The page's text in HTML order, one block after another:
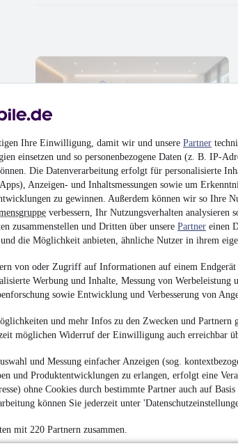
Ihre Einwilligung, damit wir und unsere Partner
einsetzen und so personenbezogene Daten (z. B. IP-
Die Datenverarbeitung erfolgt für personalisierte
Anzeigen- und Inhaltsmessungen sowie um
zu gewinnen. Außerdem können wir so Ihre
verbessern, Ihr Nutzungsverhalten analysieren
zusammenstellen und Dritten über unsere Partner einen
die Möglichkeit anbieten, ähnliche Nutzer in ihrem
von oder Zugriff auf Informationen auf einem Endgerät
Werbung und Inhalte, Messung von Werbeleistung
sowie Entwicklung und Verbesserung von
und mehr Infos zu den Zwecken und Partnern
möglichen Widerruf der Einwilligung auch erreichbar
und Messung einfacher Anzeigen (sog.
und Produktentwicklungen zu erlangen, erfolgt eine
ohne Cookies durch bestimmte Partner auch auf
können Sie jederzeit unter
mit 220 Partnern zusammen.